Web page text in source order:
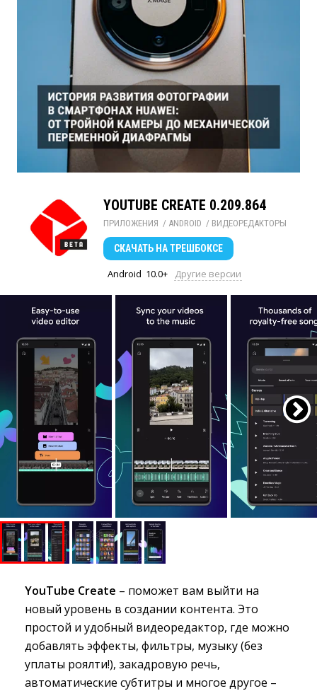
YOUTUBE CREATE 0.209.864
ПРИЛОЖЕНИЯ / ANDROID / ВИДЕОРЕДАКТОРЫ
СКАЧАТЬ НА ТРЕШБОКСЕ
Android 10.0+ Другие версии
YouTube Create – поможет вам выйти на
новый уровень в создании контента. Это
простой и удобный видеоредактор, где можно
добавлять эффекты, фильтры, музыку (без
уплаты роялти!), закадровую речь,
автоматические субтитры и многое другое –